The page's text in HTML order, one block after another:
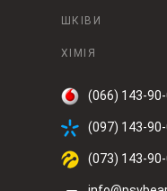
ШКІВИ
ХІМІЯ
(066) 143-
(097) 143-
(073) 143-